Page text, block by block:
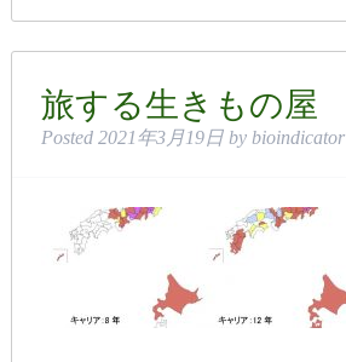
旅する生きもの屋
Posted 2021年3月19日 by bioindicator